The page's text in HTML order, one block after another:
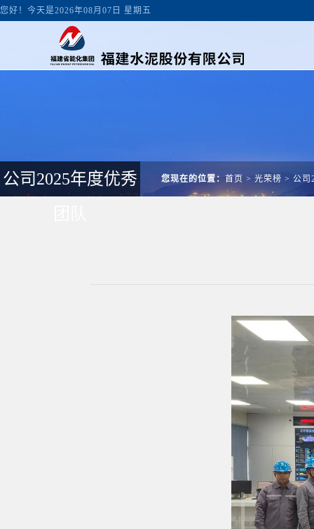
您好！今天是2026年08月07日 星期五
公司2025年度优秀
您现在的位置： 首页 > 光荣榜 > 公司